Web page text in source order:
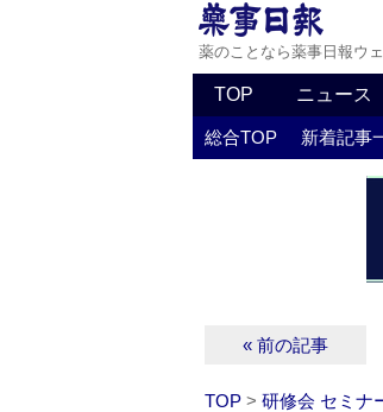
薬のことなら薬事日報ウ
TOP ニュース
総合TOP 新着記事
« 前の記事
TOP > 研修会 セミナ